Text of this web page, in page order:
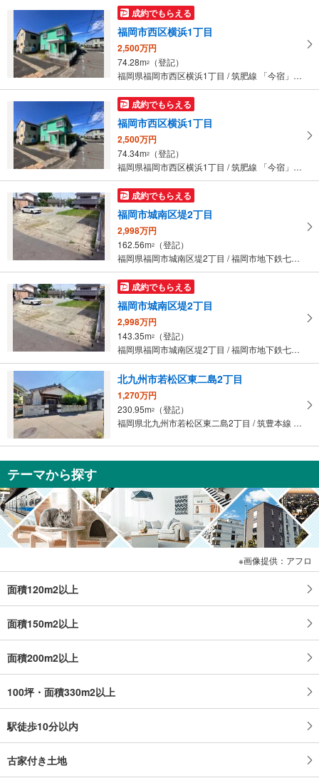
成約でもらえる
福岡市西区横浜1丁目
2,500万円
74.28m2
（登記）
福岡県福岡市西区横浜1丁目 / 筑肥線 「今宿」駅 徒歩13分
成約でもらえる
福岡市西区横浜1丁目
2,500万円
74.34m2
（登記）
福岡県福岡市西区横浜1丁目 / 筑肥線 「今宿」駅 徒歩13分
成約でもらえる
福岡市城南区堤2丁目
2,998万円
162.56m2
（登記）
福岡県福岡市城南区堤2丁目 / 福岡市地下鉄七隈線 「福大前」駅 徒歩29分
成約でもらえる
福岡市城南区堤2丁目
2,998万円
143.35m2
（登記）
福岡県福岡市城南区堤2丁目 / 福岡市地下鉄七隈線 「福大前」駅 徒歩29分
北九州市若松区東二島2丁目
1,270万円
230.95m2
（登記）
福岡県北九州市若松区東二島2丁目 / 筑豊本線 「二島」駅 徒歩14分
テーマから探す
画像提供：アフロ
面積120m2以上
面積150m2以上
面積200m2以上
100坪・面積330m2以上
駅徒歩10分以内
古家付き土地